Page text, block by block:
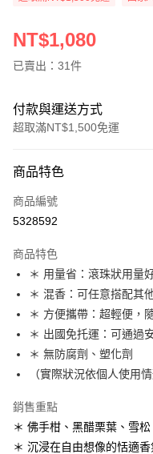
NT$1,080
已賣出：31件
付款與運送方式
超取滿NT$1,500免運
信用卡一次付款
超商取貨付款
Apple Pay
街口支付
悠遊付
Google Pay
商品特色
商品編號
5328592
商品特色
＊ 用量省：滾珠狀用量
＊ 混香：可任意搭配其
＊ 方便攜帶：超輕便，
＊ 出國免托運：可通過
＊ 無防腐劑、塑化劑
（實際狀況依個人使用情
銷售重點
＊ 佛手柑、黑醋栗葉、雪
＊ 沉浸在自由想像的恬適香